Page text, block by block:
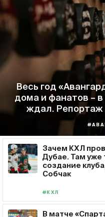
Весь год
дома и фанатов – в
ждал. Репортаж
Зачем КХЛ
Дубае. Там уже
создание
Собчак
#КХЛ
В матче